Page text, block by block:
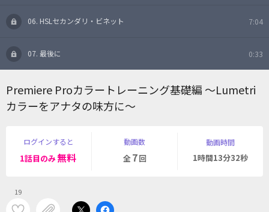
06. HSLセカンダリ・ビネット 7:04
07. 最後に 0:33
Premiere Proカラートレーニング基礎編 〜Lumetri
カラーをアナタの味方に〜
ログインすると
1話目のみ無料
動画数
全7回
動画時間
1時間13分32秒
19